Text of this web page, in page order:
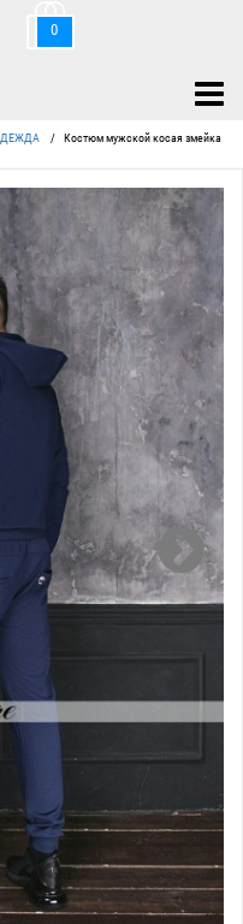
0
/ Костюм мужской косая змейка